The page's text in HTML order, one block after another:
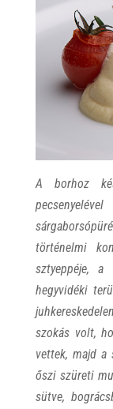
A borhoz
történelmi
sztyeppéje,
hegyvidéki
szokás volt,
vettek, majd a
őszi szüreti
sütve,